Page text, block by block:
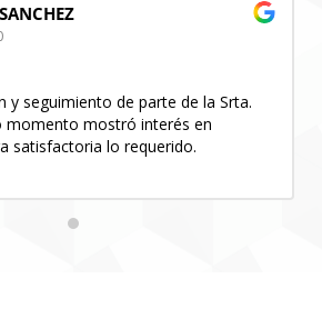
y seguimiento de parte de la Srta.
momento mostró interés en
satisfactoria lo requerido.